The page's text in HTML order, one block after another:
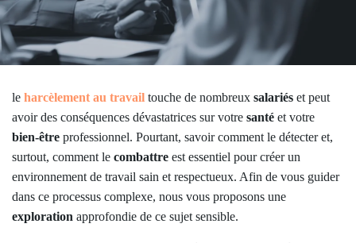
le harcèlement au travail touche de nombreux salariés et peut
avoir des conséquences dévastatrices sur votre santé et votre
bien-être professionnel. Pourtant, savoir comment le détecter et,
surtout, comment le combattre est essentiel pour créer un
environnement de travail sain et respectueux. Afin de vous guider
dans ce processus complexe, nous vous proposons une
exploration approfondie de ce sujet sensible.